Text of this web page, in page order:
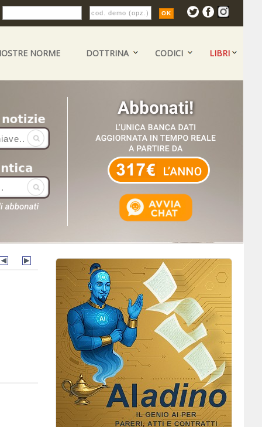
NORME DOTTRINA CODICI LIBRI